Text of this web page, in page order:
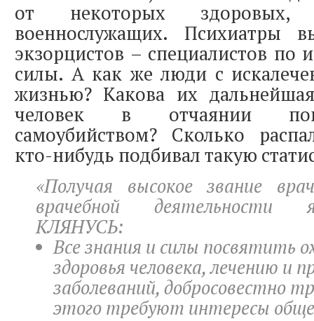
от некоторых
военнослужащих. Психиатры
экзорцистов – специалистов по
силы. А как же люди с
жизнью? Какова их
человек в отчаянии
самоубийством? Сколько
кто-нибудь подбивал такую
«Получая высокое звание
врачебной деятельности
КЛЯНУСЬ:
Все знания и силы посвятить
здоровья человека, лечению и
заболеваний, добросовестно
этого требуют интересы